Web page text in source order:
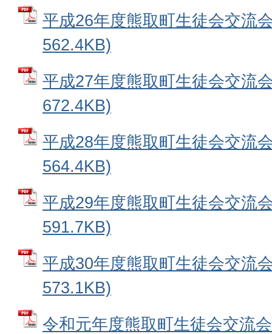
平成26年度熊取町生徒会交流
562.4KB)
平成27年度熊取町生徒会交流
672.4KB)
平成28年度熊取町生徒会交流
564.4KB)
平成29年度熊取町生徒会交流
591.7KB)
平成30年度熊取町生徒会交流
573.1KB)
令和元年度熊取町生徒会交流